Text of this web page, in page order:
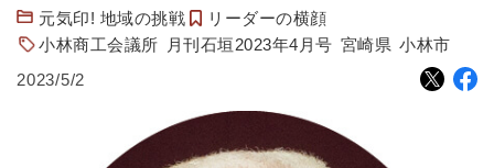
元気印! 地域の挑戦
リーダーの横顔
小林商工会議所
月刊石垣2023年4月号 宮崎県 小林市
2023/5/2